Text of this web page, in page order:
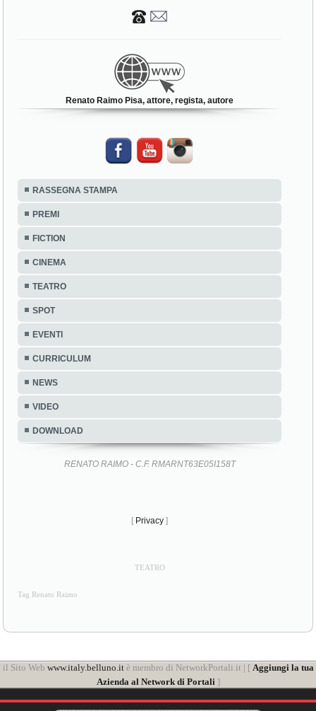
Renato Raimo Pisa, attore, regista, autore
RASSEGNA STAMPA
PREMI
FICTION
CINEMA
TEATRO
SPOT
EVENTI
CURRICULUM
NEWS
VIDEO
DOWNLOAD
RENATO RAIMO - C.F. RMARNT63E05I158T
[ Privacy ]
TEATRO
Tag Renato Raimo
il Sito Web www.italy.belluno.itè membro di NetworkPortali.it | [ Aggiungi la tua
Azienda al Network di Portali]